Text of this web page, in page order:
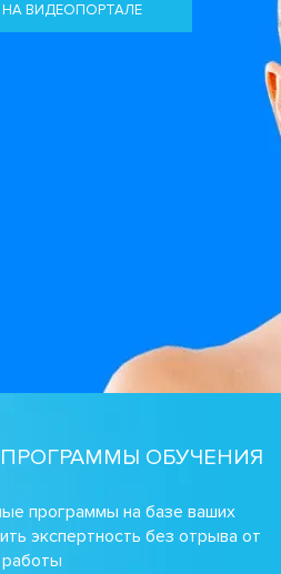
ВИДЕОПОРТАЛЕ
ОБУЧЕНИЯ
программы на базе ваших
экспертность без отрыва от
работы